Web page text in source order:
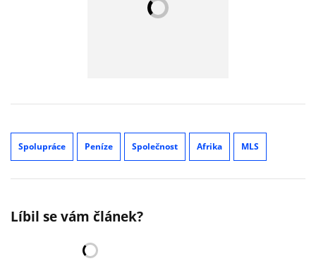
Spolupráce Peníze Společnost Afrika MLS
Líbil se vám článek?